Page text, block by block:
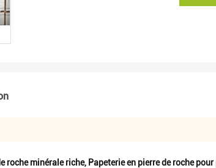
roche minérale riche, Papeterie en pierre de roche